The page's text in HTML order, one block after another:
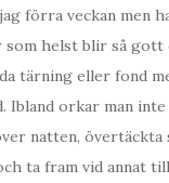
förra veckan men
som helst blir så
tärning eller fond
Ibland orkar man
natten,
ta fram vid annat